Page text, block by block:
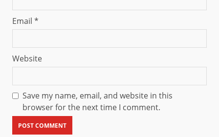
Email *
Website
Save my name, email, and website in this
browser for the next time I comment.